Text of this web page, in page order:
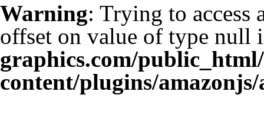
Warning: Trying to access
offset on value of type null
graphics.com/
content/plugins/